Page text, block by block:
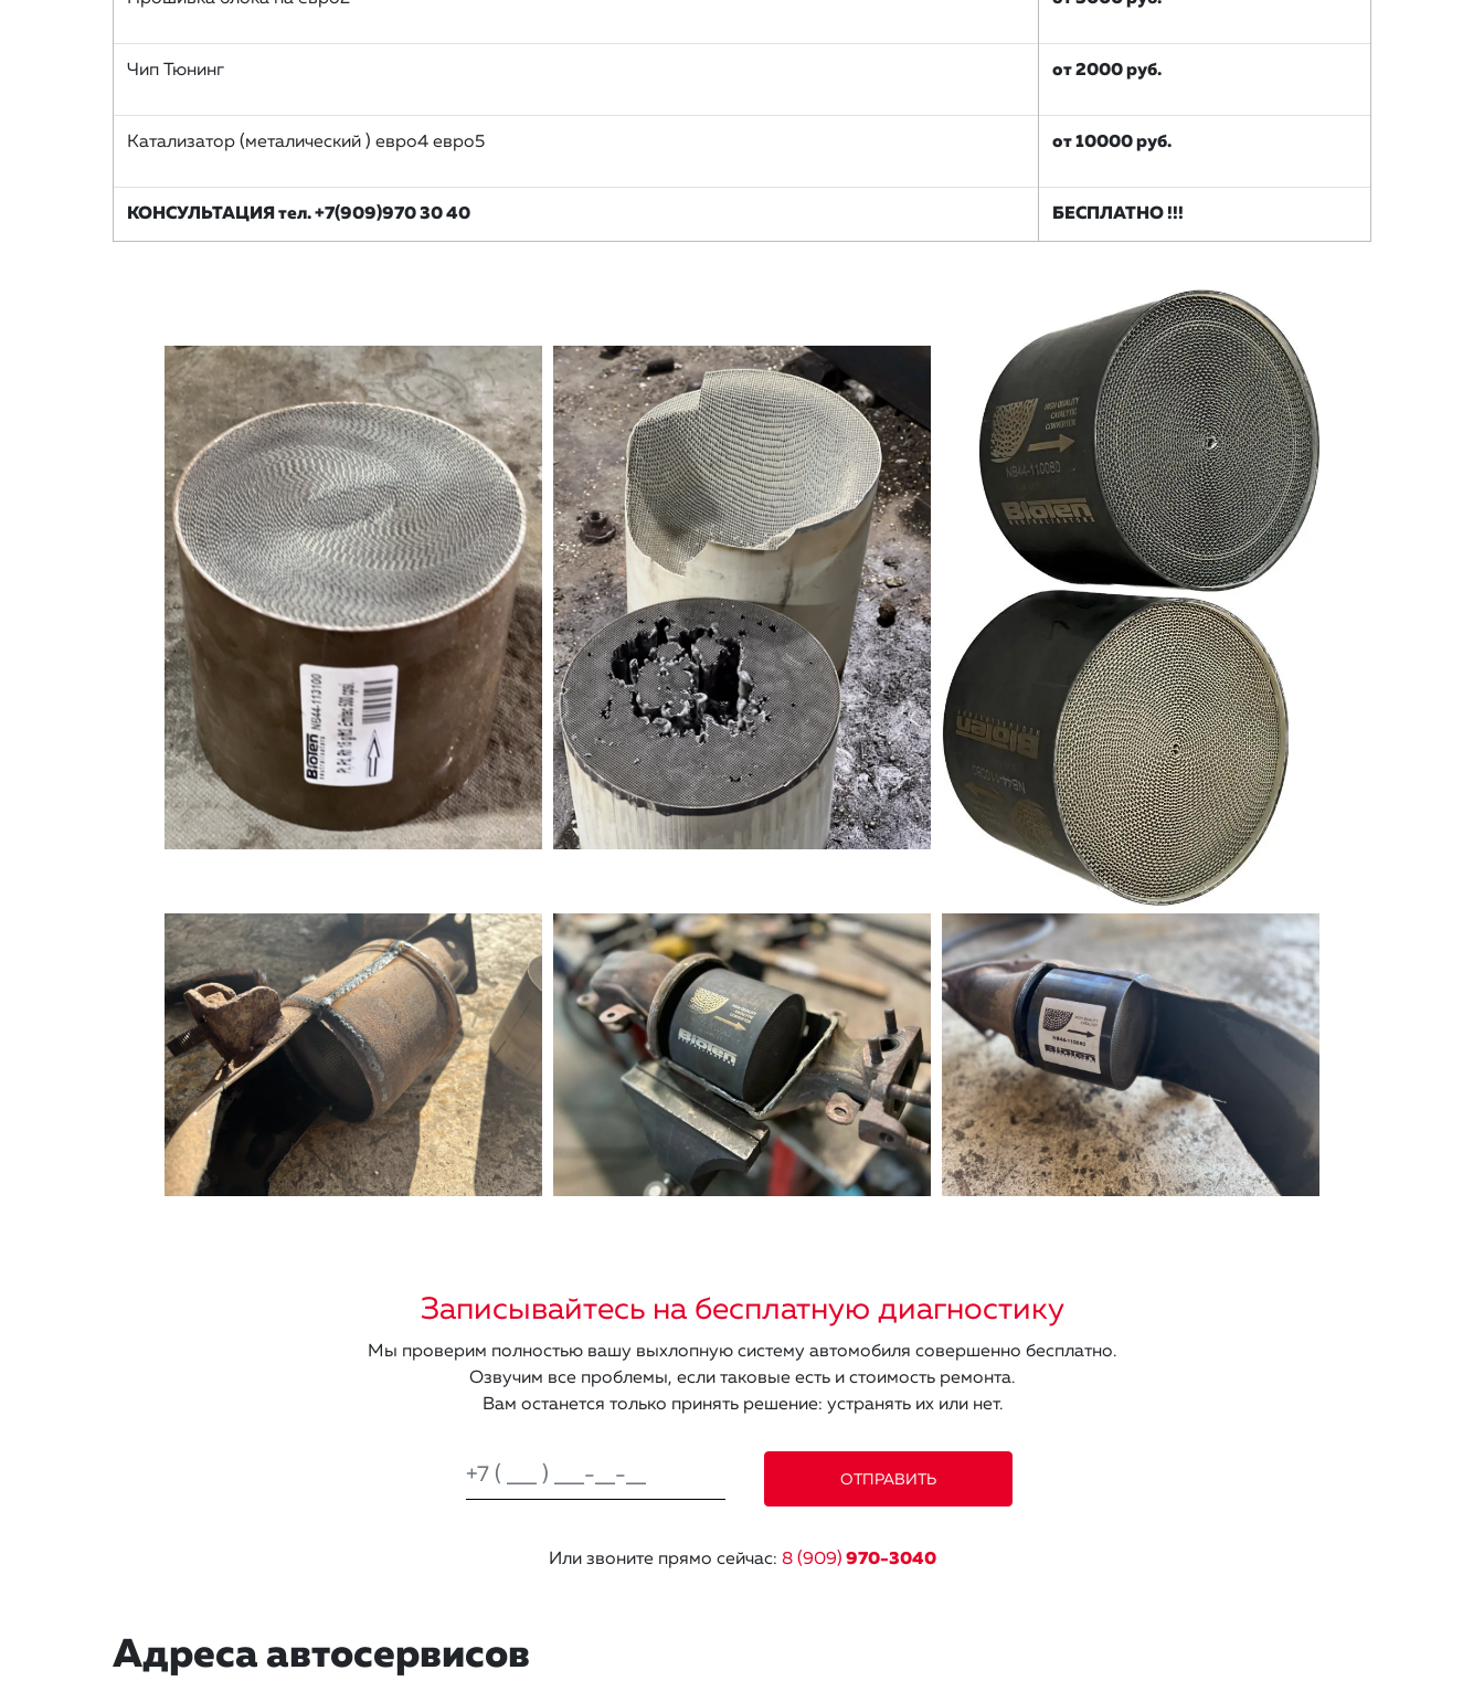
Чип Тюнинг от 2000 руб.
Катализатор (металический ) евро4 евро5 от 10000 руб.
КОНСУЛЬТАЦИЯ тел. +7(909)970 30 40 БЕСПЛАТНО !!!
Записывайтесь на бесплатную диагностику
Мы проверим полностью вашу выхлопную систему автомобиля совершенно бесплатно.
Озвучим все проблемы, если таковые есть и стоимость ремонта.
Вам останется только принять решение: устранять их или нет.
Или звоните прямо сейчас: 8 (909) 970-3040
Адреса автосервисов